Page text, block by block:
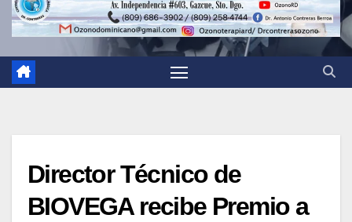
Director Técnico de
BIOVEGA recibe Premio a